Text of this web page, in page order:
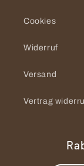
Cookies
Widerruf
Versand
Vertrag